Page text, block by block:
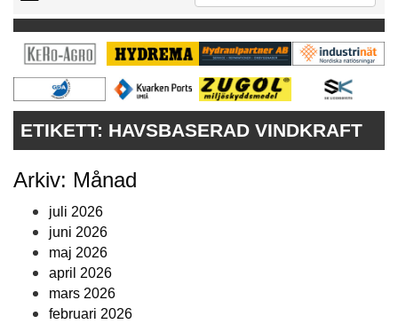
KONTAKT
VÅRA ANDRA MAGASIN
PRENUMERERA
ANNONSERA
ETIKETT: HAVSBASERAD VINDKRAFT
Arkiv: Månad
juli 2026
juni 2026
maj 2026
april 2026
mars 2026
februari 2026